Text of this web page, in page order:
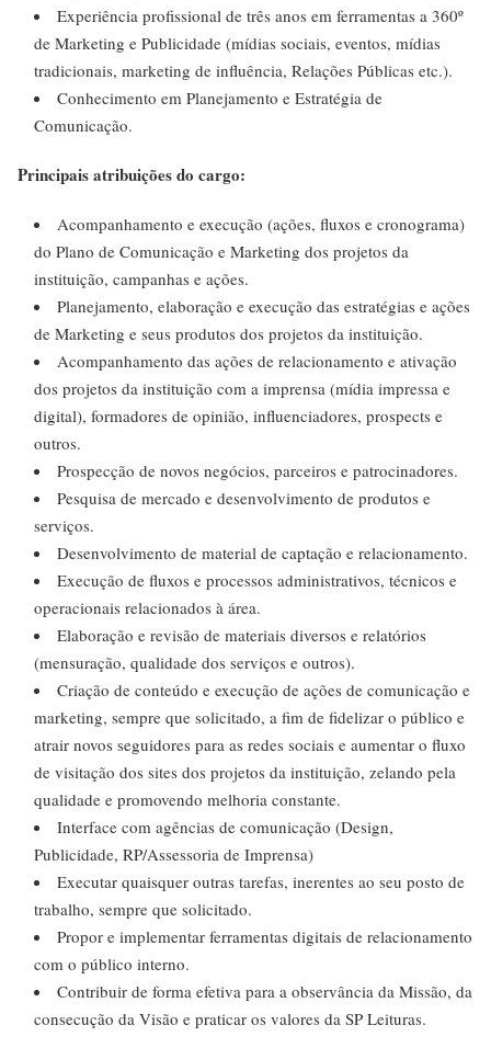
Experiência profissional de três anos em ferramentas a 360º
de Marketing e Publicidade (mídias sociais, eventos, mídias
tradicionais, marketing de influência, Relações Públicas etc.).
Conhecimento em Planejamento e Estratégia de
Comunicação.
Principais atribuições do cargo:
Acompanhamento e execução (ações, fluxos e cronograma)
do Plano de Comunicação e Marketing dos projetos da
instituição, campanhas e ações.
Planejamento, elaboração e execução das estratégias e ações
de Marketing e seus produtos dos projetos da instituição.
Acompanhamento das ações de relacionamento e ativação
dos projetos da instituição com a imprensa (mídia impressa e
digital), formadores de opinião, influenciadores, prospects e
outros.
Prospecção de novos negócios, parceiros e patrocinadores.
Pesquisa de mercado e desenvolvimento de produtos e
serviços.
Desenvolvimento de material de captação e relacionamento.
Execução de fluxos e processos administrativos, técnicos e
operacionais relacionados à área.
Elaboração e revisão de materiais diversos e relatórios
(mensuração, qualidade dos serviços e outros).
Criação de conteúdo e execução de ações de comunicação e
marketing, sempre que solicitado, a fim de fidelizar o público e
atrair novos seguidores para as redes sociais e aumentar o fluxo
de visitação dos sites dos projetos da instituição, zelando pela
qualidade e promovendo melhoria constante.
Interface com agências de comunicação (Design,
Publicidade, RP/Assessoria de Imprensa)
Executar quaisquer outras tarefas, inerentes ao seu posto de
trabalho, sempre que solicitado.
Propor e implementar ferramentas digitais de relacionamento
com o público interno.
Contribuir de forma efetiva para a observância da Missão, da
consecução da Visão e praticar os valores da SP Leituras.